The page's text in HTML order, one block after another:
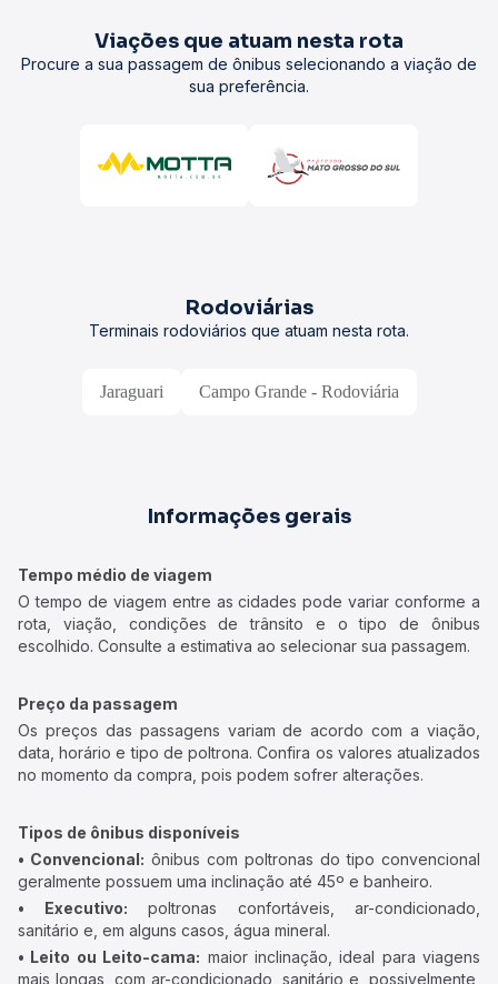
Viações que atuam nesta rota
Procure a sua passagem de ônibus selecionando a viação de
sua preferência.
Rodoviárias
Terminais rodoviários que atuam nesta rota.
Jaraguari Campo Grande - Rodoviária
Informações gerais
Tempo médio de viagem
O tempo de viagem entre as cidades pode variar conforme a
rota, viação, condições de trânsito e o tipo de ônibus
escolhido. Consulte a estimativa ao selecionar sua passagem.
Preço da passagem
Os preços das passagens variam de acordo com a viação,
data, horário e tipo de poltrona. Confira os valores atualizados
no momento da compra, pois podem sofrer alterações.
Tipos de ônibus disponíveis
• Convencional: ônibus com poltronas do tipo convencional
geralmente possuem uma inclinação até 45º e banheiro.
• Executivo: poltronas confortáveis, ar-condicionado,
sanitário e, em alguns casos, água mineral.
• Leito ou Leito-cama: maior inclinação, ideal para viagens
mais longas, com ar-condicionado, sanitário e, possivelmente,